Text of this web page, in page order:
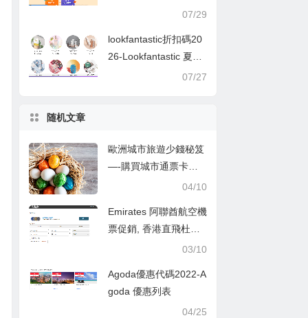
07/29
lookfantastic折扣碼20
26-Lookfantastic 夏日
優惠低至65折優惠碼
07/27
随机文章
歐洲城市旅遊少錢秘笈
—-購買城市通票卡讓
04/10
Emirates 阿聯酋航空機
票促銷, 香港直飛杜拜
HK$1,125起(連稅HK
03/10
Agoda優惠代碼2022-A
goda 優惠列表
04/25